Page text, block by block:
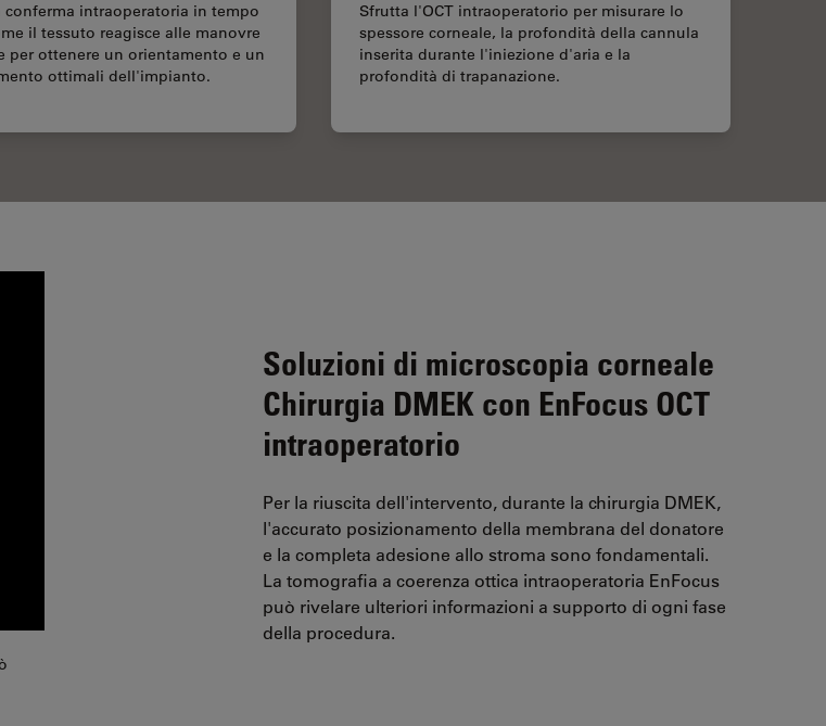
conferma intraoperatoria in tempo
il tessuto reagisce alle manovre
per ottenere un orientamento e un
ottimali dell'impianto.
Sfrutta l'OCT intraoperatorio per misurare lo
spessore corneale, la profondità della cannula
inserita durante l'iniezione d'aria e la
profondità di trapanazione.
Soluzioni di microscopia corneale
Chirurgia DMEK con EnFocus OCT
intraoperatorio
Per la riuscita dell'intervento, durante la chirurgia DMEK,
l'accurato posizionamento della membrana del donatore
e la completa adesione allo stroma sono fondamentali.
La tomografia a coerenza ottica intraoperatoria EnFocus
può rivelare ulteriori informazioni a supporto di ogni fase
della procedura.